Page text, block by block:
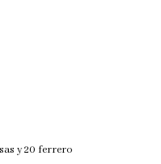
y 20 ferrero